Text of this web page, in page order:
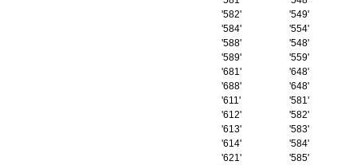
'582'
'549'
'584'
'554'
'588'
'548'
'589'
'559'
'681'
'648'
'688'
'648'
'611'
'581'
'612'
'582'
'613'
'583'
'614'
'584'
'621'
'585'